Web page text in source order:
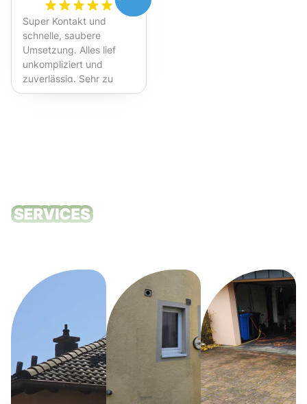
Super Kontakt und
schnelle, saubere
Umsetzung. Alles lief
unkompliziert und
zuverlässig. Sehr zu
empfehlen!